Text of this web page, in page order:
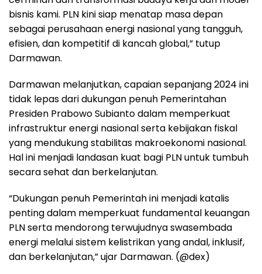
bisnis kami. PLN kini siap menatap masa depan
sebagai perusahaan energi nasional yang tangguh,
efisien, dan kompetitif di kancah global,” tutup
Darmawan.
Darmawan melanjutkan, capaian sepanjang 2024 ini
tidak lepas dari dukungan penuh Pemerintahan
Presiden Prabowo Subianto dalam memperkuat
infrastruktur energi nasional serta kebijakan fiskal
yang mendukung stabilitas makroekonomi nasional.
Hal ini menjadi landasan kuat bagi PLN untuk tumbuh
secara sehat dan berkelanjutan.
“Dukungan penuh Pemerintah ini menjadi katalis
penting dalam memperkuat fundamental keuangan
PLN serta mendorong terwujudnya swasembada
energi melalui sistem kelistrikan yang andal, inklusif,
dan berkelanjutan,” ujar Darmawan. (@dex)